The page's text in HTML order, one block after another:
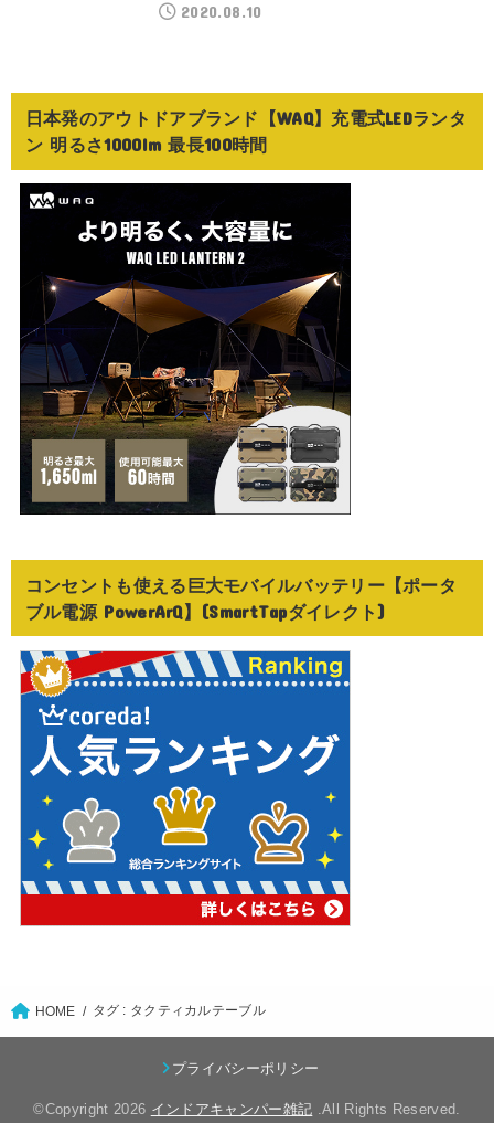
2020.08.10
日本発のアウトドアブランド【WAQ】充電式LEDランタ
ン 明るさ1000lm 最長100時間
コンセントも使える巨大モバイルバッテリー【ポータ
ブル電源 PowerArQ】(SmartTapダイレクト)
HOME タグ : タクティカルテーブル
プライバシーポリシー
©Copyright 2026 インドアキャンパー雑記 .All Rights Reserved.